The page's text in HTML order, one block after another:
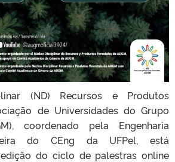
(ND) Recursos e Produtos
de Universidades do Grupo
coordenado pela Engenharia
do CEng da UFPel, está
do ciclo de palestras online